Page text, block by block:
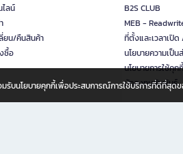
ลน์
ยน/คืนสินค้า
ซื้อ
B2S CLUB
MEB -
ที่ตั้งและเวลาเปิ
นโยบายความเป็น
นโยบายการใช้คุกกี้
นักลงทุนสัมพันธ์
มรับนโยบายคุกกี้เพื่อประสบการณ์การใช้บริการที่ดีที่สุ